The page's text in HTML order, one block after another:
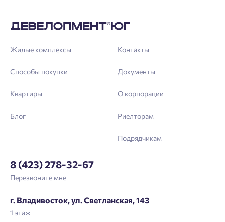
Жилые комплексы
Способы покупки
Квартиры
Блог
Контакты
Документы
О корпорации
Риелторам
Подрядчикам
8 (423) 278-32-67
Перезвоните мне
г. Владивосток, ул. Светланская, 143
1 этаж